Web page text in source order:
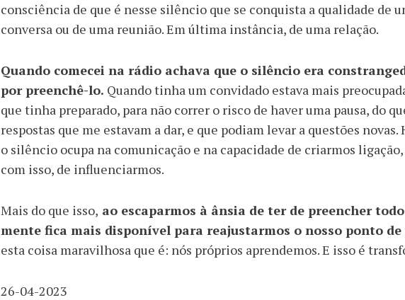
consciência de que é nesse silêncio que se conquista a qualidade de
conversa ou de uma reunião. Em última instância, de uma relação.
Quando comecei na rádio achava que o silêncio era
por preenchê-lo. Quando tinha um convidado estava mais
que tinha preparado, para não correr o risco de haver uma pausa, do
respostas que me estavam a dar, e que podiam levar a questões
o silêncio ocupa na comunicação e na capacidade de criarmos
com isso, de influenciarmos.
Mais do que isso, ao escaparmos à ânsia de ter de preencher
mente fica mais disponível para reajustarmos o nosso ponto
esta coisa maravilhosa que é: nós próprios aprendemos. E isso é
26-04-2023